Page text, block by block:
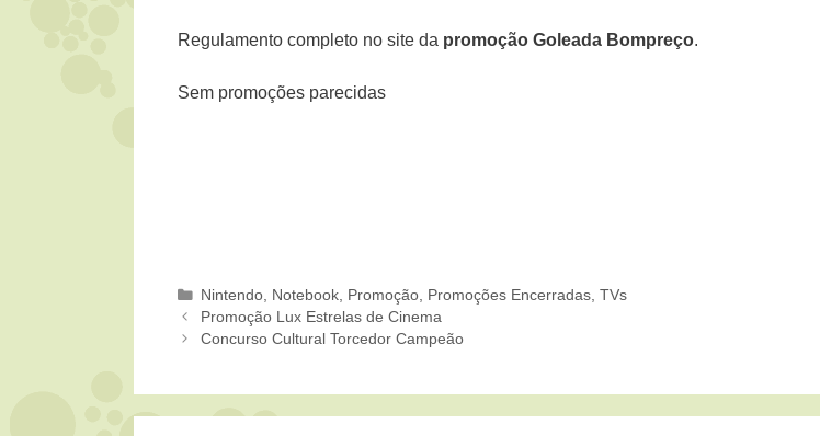
Regulamento completo no site da promoção Goleada Bompreço.
Sem promoções parecidas
Categorias
Nintendo Notebook Promoção Promoções Encerradas ,TVs
Promoção Lux Estrelas de Cinema
Concurso Cultural Torcedor Campeão